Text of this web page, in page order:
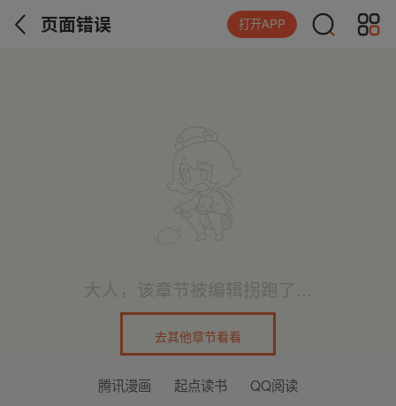
页面错误 打开APP
大人，该章节被编辑拐跑了...
去其他章节看看
腾讯漫画 起点读书 QQ阅读